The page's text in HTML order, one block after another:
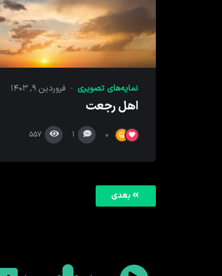
نمایه‌های تصویری فروردین ۹, ۱۴۰۳
اهل رجعت
0
1
557
بعدی